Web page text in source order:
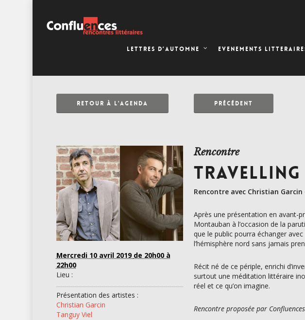
LETTRES D’AUTOMNE EVENEMENTS
RETOUR À L'AGENDA PRÉCÉDENT
Mercredi 10 avril 2019 de 20h00 à
22h00
Lieu :
Présentation des artistes :
Christian Garcin
Tanguy Viel
Rencontre
TRAVELLING
Rencontre avec Christian
Après une présentation en avant-
Montauban à l’occasion de la
que le public pourra échanger
l’hémisphère nord sans jamais
Récit né de ce périple, enrichi
surtout une méditation littéraire
réel et ce qu’on imagine.
Rencontre proposée par